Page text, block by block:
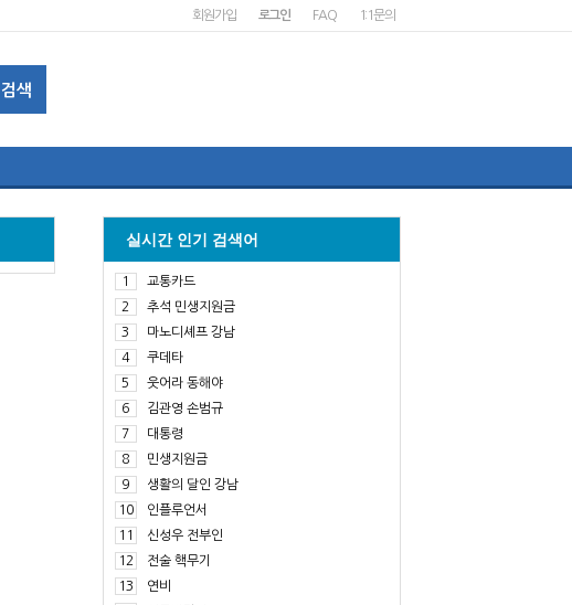
회원가입 로그인 FAQ 1:1문의
실시간 인기 검색어
1
교통카드
2
추석 민생지원금
3
마노디셰프 강남
4
쿠데타
5
웃어라 동해야
6
김관영 손범규
7
대통령
8
민생지원금
9
생활의 달인 강남
10
인플루언서
11
신성우 전부인
12
전술 핵무기
13
연비